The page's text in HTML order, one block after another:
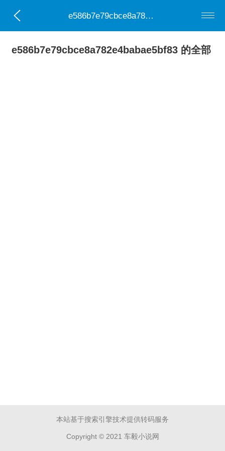
e586b7e79cbce8a782e4babae5bf83
e586b7e79cbce8a782e4babae5bf83 的全部
本站基于搜索引擎技术提供转码服务
Copyright © 2021 车毅小说网